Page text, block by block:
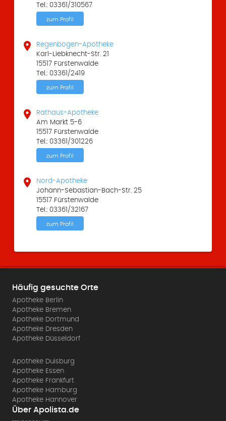
Tel.: 03361/310567
zum Profil

Regenbogen-Apotheke
Karl-Liebknecht-Str. 21
15517 Fürstenwalde
Tel.: 03361/2419
zum Profil

Rathaus-Apotheke
Am Markt 5-6
15517 Fürstenwalde
Tel.: 03361/301226
zum Profil

Nord-Apotheke
Johann-Sebastian-Bach-Str. 25
15517 Fürstenwalde
Tel.: 03361/32167
zum Profil
Häufig gesuchte Orte
Apotheke Berlin
Apotheke Bremen
Apotheke Dortmund
Apotheke Dresden
Apotheke Düsseldorf
Apotheke Duisburg
Apotheke Essen
Apotheke Frankfurt
Apotheke Hamburg
Apotheke Hannover
Über Apolista.de